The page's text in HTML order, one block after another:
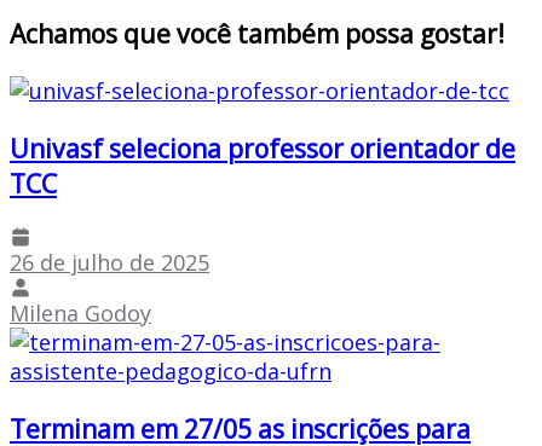
Achamos que você também possa gostar!
Univasf seleciona professor orientador de
TCC
26 de julho de 2025
Milena Godoy
Terminam em 27/05 as inscrições para